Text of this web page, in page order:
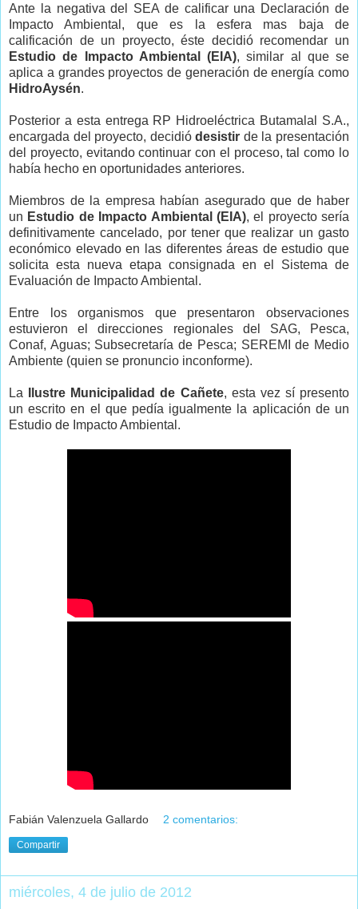
Ante la negativa del SEA de calificar una Declaración de
Impacto Ambiental, que es la esfera mas baja de
calificación de un proyecto, éste decidió recomendar un
Estudio de Impacto Ambiental (EIA), similar al que se
aplica a grandes proyectos de generación de energía como
HidroAysén.
Posterior a esta entrega RP Hidroeléctrica Butamalal S.A.,
encargada del proyecto, decidiódesistir de la presentación
del proyecto, evitando continuar con el proceso, tal como lo
había hecho en oportunidades anteriores.
Miembros de la empresa habían asegurado que de haber
un Estudio de Impacto Ambiental (EIA), el proyecto sería
definitivamente cancelado, por tener que realizar un gasto
económico elevado en las diferentes áreas de estudio que
solicita esta nueva etapa consignada en el Sistema de
Evaluación de Impacto Ambiental.
Entre los organismos que presentaron observaciones
estuvieron el direcciones regionales del SAG, Pesca,
Conaf, Aguas; Subsecretaría de Pesca; SEREMI de Medio
Ambiente (quien se pronuncio inconforme).
La Ilustre Municipalidad de Cañete, esta vez sí presento
un escrito en el que pedía igualmente la aplicación de un
Estudio de Impacto Ambiental.
Fabián Valenzuela Gallardo 2 comentarios:
Compartir
miércoles, 4 de julio de 2012